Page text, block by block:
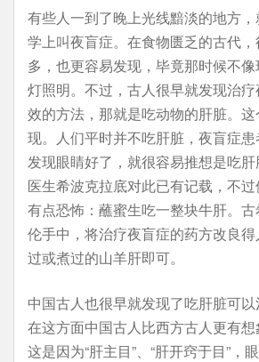
有些人一到了晚上光线黯淡的地方
学上叫夜盲症。在食物匮乏的古代
多，也更容易发现，毕竟那时候不
灯照明。不过，古人很早就发现治
效的方法，那就是吃动物的肝脏。
现。人们平时并不吃肝脏，夜盲症患
发现眼睛好了，就很容易推想是吃
医生希波克拉底对此已有记载，不
有点恐怖：蘸蜜生吃一整块牛肝。
伦手中，将治疗夜盲症的药方改良
过或煮过的山羊肝即可。
中国古人也很早就发现了吃肝脏可
在这方面中国古人比西方古人更有
这是因为“肝主目”、“肝开窍于目”，